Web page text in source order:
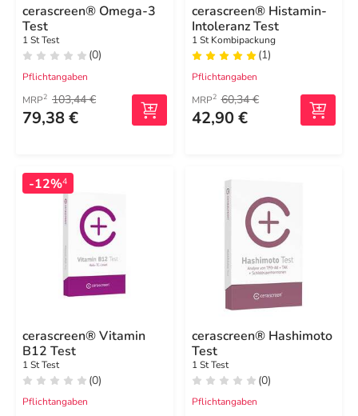
cerascreen® Omega-3
Test
1 St Test
(0)
Pflichtangaben
MRP2 103,44 €
79,38 €
cerascreen® Histamin-
Intoleranz Test
1 St Kombipackung
(1)
Pflichtangaben
MRP2 60,34 €
42,90 €
-12%4
cerascreen® Vitamin
B12 Test
1 St Test
(0)
Pflichtangaben
cerascreen® Hashimoto
Test
1 St Test
(0)
Pflichtangaben